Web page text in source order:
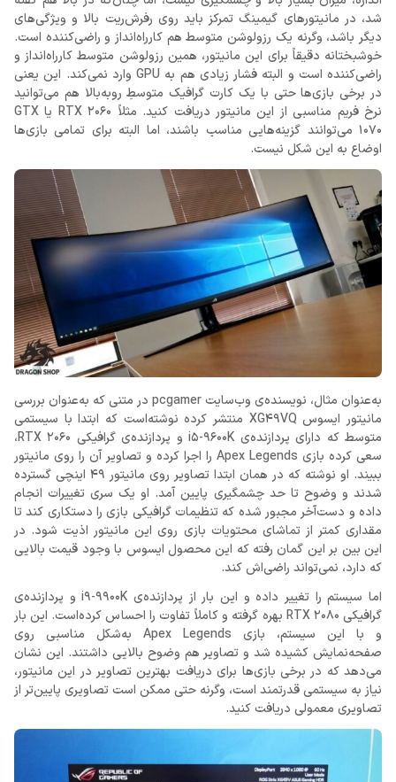
شد، در مانیتورهای گیمینگ تمرکز باید روی رفرش‌ریت بالا و ویژگی‌های
دیگر باشد، وگرنه یک رزولوشن متوسط هم کارراه‌انداز و راضی‌کننده است.
خوشبختانه دقیقاً برای این مانیتور، همین رزولوشن متوسط کارراه‌انداز و
راضی‌کننده است و البته فشار زیادی هم به GPU وارد نمی‌کند. این یعنی
در برخی بازی‌ها حتی با یک کارت گرافیک متوسطِ روبه‌بالا هم می‌توانید
نرخ فریم مناسبی از این مانیتور دریافت کنید. مثلاً RTX 2060 یا GTX
1070 می‌توانند گزینه‌هایی مناسب باشند، اما البته برای تمامی بازی‌ها
اوضاع به این شکل نیست.
به‌عنوان مثال، نویسنده‌ی وب‌سایت pcgamer در متنی که به‌عنوان بررسی
مانیتور ایسوس XG49VQ منتشر کرده نوشته‌است که ابتدا با سیستمی
متوسط که دارای پردازنده‌ی i5-9600K و پردازنده‌ی گرافیکی RTX 2060،
سعی کرده بازی Apex Legends را اجرا کرده و تصاویر آن را روی مانیتور
ببیند. او نوشته که در همان ابتدا تصاویر روی مانیتور 49 اینچی گسترده
شدند و وضوح تا حد چشمگیری پایین آمد. او یک سری تغییرات انجام
داده و دست‌آخر مجبور شده که تنظیمات گرافیکی بازی را دستکاری کند تا
مقداری کمتر از تماشای محتویات بازی روی این مانیتور اذیت شود. در
این بین بر این گمان رفته که این محصول ایسوس با وجود قیمت بالایی
که دارد، نمی‌تواند راضی‌اش کند.
اما سیستم را تغییر داده و این بار از پردازنده‌ی i9-9900K و پردازنده‌ی
گرافیکی RTX 2080 بهره گرفته و کاملاً تفاوت را احساس کرده‌است. این بار
و با این سیستم، بازی Apex Legends به‌شکل مناسبی روی
صفحه‌نمایش کشیده شد و تصاویر هم وضوح بالایی داشتند. این نشان
می‌دهد که در برخی بازی‌ها برای دریافت بهترین تصاویر در این مانیتور،
نیاز به سیستمی قدرتمند است، وگرنه حتی ممکن است تصاویری پایین‌تر از
تصاویری معمولی دریافت کنید.